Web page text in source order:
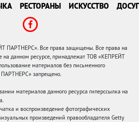
РЕСТОРАНЫ ИСКУССТВО ДОСУГ
Все права защищены. Все права на
на данном ресурсе, принадлежат ТОВ «КЕПРЕЙТ
материалов без письменного
запрещено.
материалов данного ресурса гиперссылка на
и воспроизведение фотографических
произведений правообладателя Getty